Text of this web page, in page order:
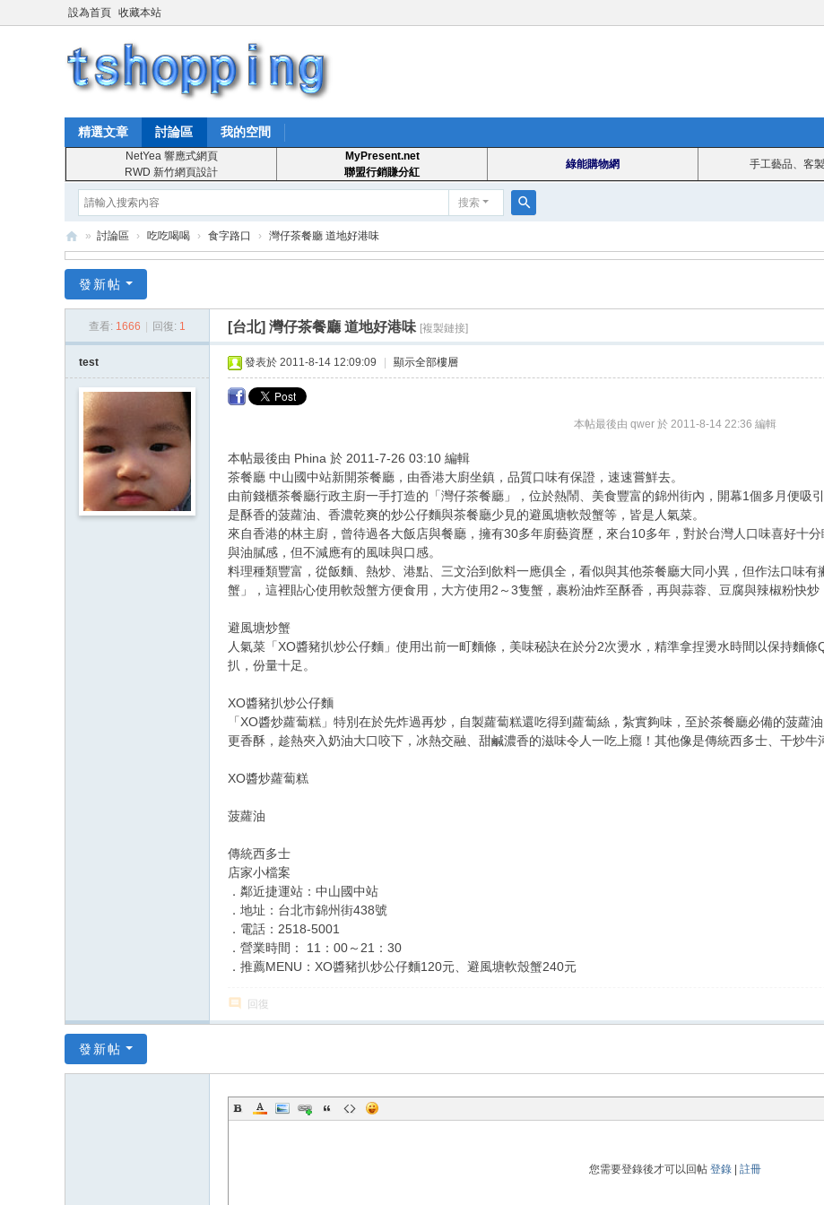
設為首頁 收藏本站
精選文章 討論區 我的空間
NetYea 響應式網頁
RWD 新竹網頁設計
MyPresent.net
聯盟行銷賺分紅
綠能購物網 手工藝品、客
搜索
索
T
ho
pp
» 討論區 › 吃吃喝喝 › 食字路口 › 灣仔茶餐廳 道地好港味
發新帖
查看: 1666 回復: 1 [台北] 灣仔茶餐廳 道地好港味 [複製鏈接]
test 發表於 2011-8-14 12:09:09 顯示全部樓層
本帖最後由 qwer 於 2011-8-14 22:36 編輯
本帖最後由 Phina 於 2011-7-26 03:10 編輯
茶餐廳 中山國中站新開茶餐廳，由香港大廚坐鎮，品質口味有保證，速速嘗鮮去。
由前錢櫃茶餐廳行政主廚一手打造的「灣仔茶餐廳」，位於熱鬧、美食豐富的錦州街內，開幕1個多月便吸
是酥香的菠蘿油、香濃乾爽的炒公仔麵與茶餐廳少見的避風塘軟殼蟹等，皆是人氣菜。
來自香港的林主廚，曾待過各大飯店與餐廳，擁有30多年廚藝資歷，來台10多年，對於台灣人口味喜好十
與油膩感，但不減應有的風味與口感。
料理種類豐富，從飯麵、熱炒、港點、三文治到飲料一應俱全，看似與其他茶餐廳大同小異，但作法口味
蟹」，這裡貼心使用軟殼蟹方便食用，大方使用2～3隻蟹，裹粉油炸至酥香，再與蒜蓉、豆腐與辣椒粉快炒
避風塘炒蟹
人氣菜「XO醬豬扒炒公仔麵」使用出前一町麵條，美味秘訣在於分2次燙水，精準拿捏燙水時間以保持麵
扒，份量十足。
XO醬豬扒炒公仔麵
「XO醬炒蘿蔔糕」特別在於先炸過再炒，自製蘿蔔糕還吃得到蘿蔔絲，紮實夠味，至於茶餐廳必備的菠蘿
更香酥，趁熱夾入奶油大口咬下，冰熱交融、甜鹹濃香的滋味令人一吃上癮！其他像是傳統西多士、干炒牛
XO醬炒蘿蔔糕
菠蘿油
傳統西多士
店家小檔案
．鄰近捷運站：中山國中站
．地址：台北市錦州街438號
．電話：2518-5001
．營業時間： 11：00～21：30
．推薦MENU：XO醬豬扒炒公仔麵120元、避風塘軟殼蟹240元
回復
發新帖
您需要登錄後才可以回帖 登錄| 註冊